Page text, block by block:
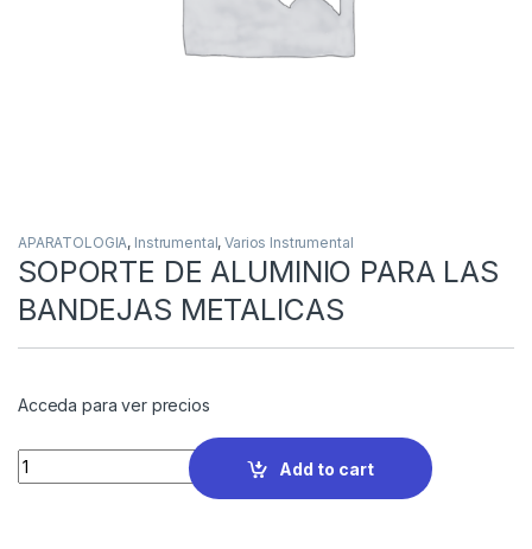
APARATOLOGIA, Instrumental,Varios Instrumental
SOPORTE DE ALUMINIO PARA LAS
BANDEJAS METALICAS
Acceda para ver precios
Quantity
Add to cart